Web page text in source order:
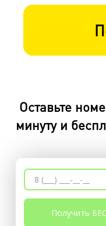
Оставьте
минуту и